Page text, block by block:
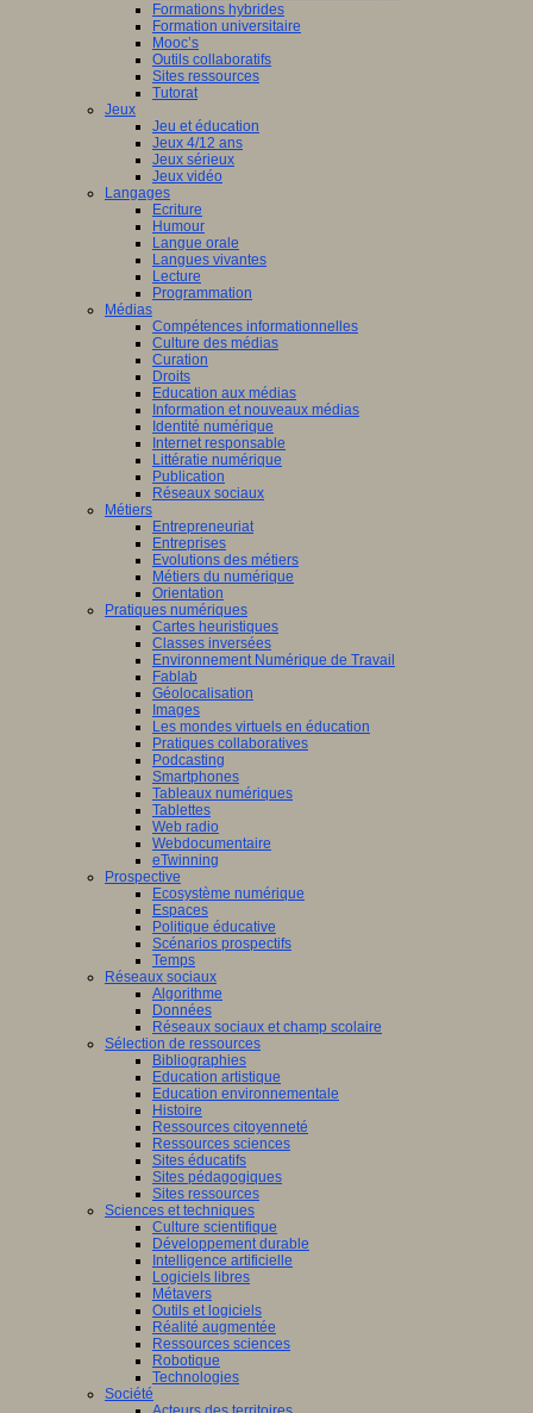
Formations hybrides
Formation universitaire
Mooc’s
Outils collaboratifs
Sites ressources
Tutorat
Jeux
Jeu et éducation
Jeux 4/12 ans
Jeux sérieux
Jeux vidéo
Langages
Ecriture
Humour
Langue orale
Langues vivantes
Lecture
Programmation
Médias
Compétences informationnelles
Culture des médias
Curation
Droits
Education aux médias
Information et nouveaux médias
Identité numérique
Internet responsable
Littératie numérique
Publication
Réseaux sociaux
Métiers
Entrepreneuriat
Entreprises
Evolutions des métiers
Métiers du numérique
Orientation
Pratiques numériques
Cartes heuristiques
Classes inversées
Environnement Numérique de Travail
Fablab
Géolocalisation
Images
Les mondes virtuels en éducation
Pratiques collaboratives
Podcasting
Smartphones
Tableaux numériques
Tablettes
Web radio
Webdocumentaire
eTwinning
Prospective
Ecosystème numérique
Espaces
Politique éducative
Scénarios prospectifs
Temps
Réseaux sociaux
Algorithme
Données
Réseaux sociaux et champ scolaire
Sélection de ressources
Bibliographies
Education artistique
Education environnementale
Histoire
Ressources citoyenneté
Ressources sciences
Sites éducatifs
Sites pédagogiques
Sites ressources
Sciences et techniques
Culture scientifique
Développement durable
Intelligence artificielle
Logiciels libres
Métavers
Outils et logiciels
Réalité augmentée
Ressources sciences
Robotique
Technologies
Société